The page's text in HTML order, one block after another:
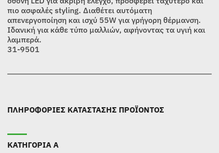
πιο ασφαλές styling. Διαθέτει αυτόματη
απενεργοποίηση και ισχύ 55W για γρήγορη θέρμανση.
Ιδανική για κάθε τύπο μαλλιών, αφήνοντας τα υγιή και
λαμπερά.
31-9501
ΠΛΗΡΟΦΟΡΙΕΣ ΚΑΤΑΣΤΑΣΗΣ ΠΡΟΪΟΝΤΟΣ
ΚΑΤΗΓΟΡΙΑ Α